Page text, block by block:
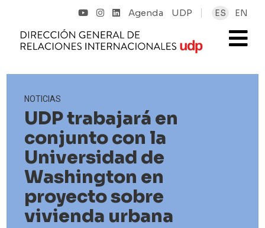
Agenda UDP ES EN
NOTICIAS
UDP trabajará en
conjunto con la
Universidad de
Washington en
proyecto sobre
vivienda urbana